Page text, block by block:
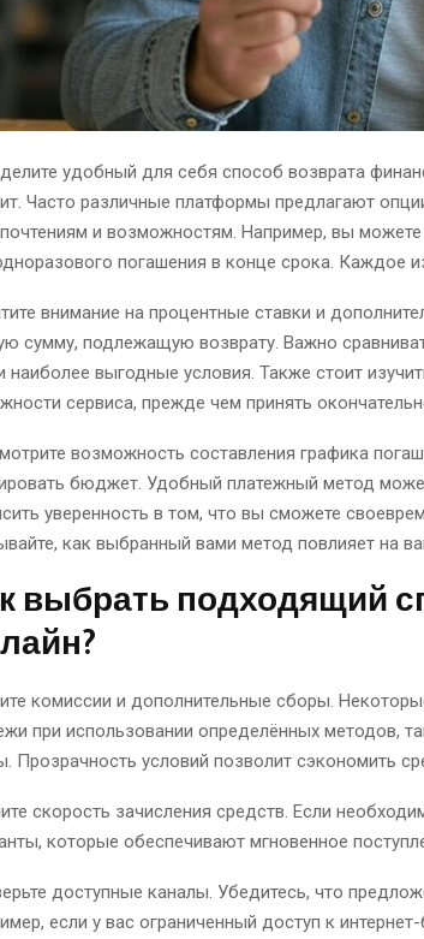
удобный для себя способ возврата
Часто различные платформы предлагают
и возможностям. Например, вы
погашения в конце срока. Каждое
внимание на процентные ставки и
сумму, подлежащую возврату. Важно
наиболее выгодные условия. Также стоит
сервиса, прежде чем принять
возможность составления графика
бюджет. Удобный платежный метод
уверенность в том, что вы сможете
как выбранный вами метод повлияет на
выбрать подходящий
комиссии и дополнительные сборы.
при использовании определённых методов,
Прозрачность условий позволит сэкономить
скорость зачисления средств. Если
которые обеспечивают мгновенное
доступные каналы. Убедитесь, что
если у вас ограниченный доступ к